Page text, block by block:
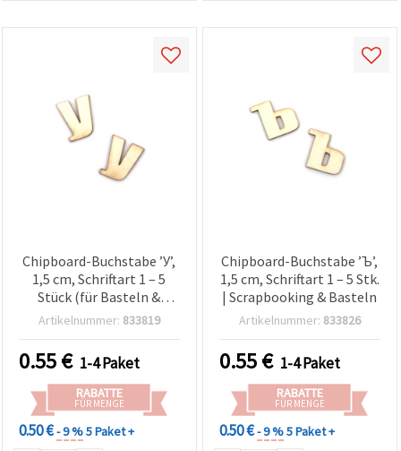
Chipboard-Buchstabe ’У’,
1,5 cm, Schriftart 1 – 5
Stück (für Basteln &
Scrapbooking)
Artikelnummer: 833819
0.55€ 1-4 Paket
RABATTE
FÜR MENGE
0.50 €- 9 %5 Paket +
Chipboard-Buchstabe ’Ъ’,
1,5 cm, Schriftart 1 – 5 Stk.
| Scrapbooking & Basteln
Artikelnummer: 833826
0.55€ 1-4 Paket
RABATTE
FÜR MENGE
0.50 €- 9 %5 Paket +